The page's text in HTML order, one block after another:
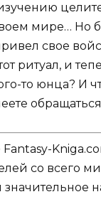
мире… Но
свое
ритуал, и
то юнца? И
со всего
значительное